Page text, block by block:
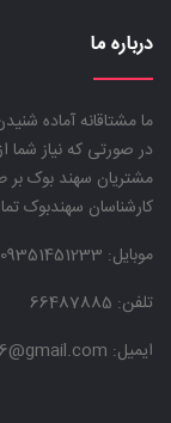
درباره ما
ما مشتاقانه آماده
در صورتی که نیاز
مشتریان سهند بوک بر
کارشناسان سهندبوک
موبایل:
تلفن: 66487885
ایمیل: puya.yas26@gmail.com